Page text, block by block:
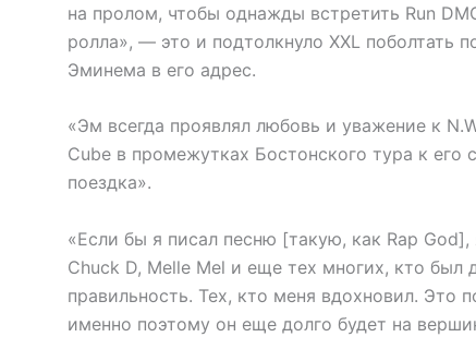
на пролом, чтобы однажды встретить Run
ролла», — это и подтолкнуло XXL поболтать
Эминема в его адрес.
«Эм всегда проявлял любовь и уважение к
Cube в промежутках Бостонского тура к
поездка».
«Если бы я писал песню [такую, как Rap
Chuck D, Melle Mel и еще тех многих, кто был
правильность. Тех, кто меня вдохновил. Это
именно поэтому он еще долго будет на